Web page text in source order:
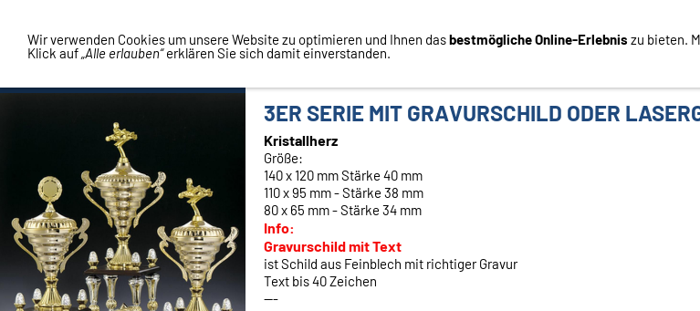
3ER SERIE MIT GRAVURSCHILD ODER
Kristallherz
Größe:
140 x 120 mm Stärke 40 mm
110 x 95 mm - Stärke 38 mm
80 x 65 mm - Stärke 34 mm
Info:
Gravurschild mit Text
ist Schild aus Feinblech mit richtiger Gravur
Text bis 40 Zeichen
---
Wir verwenden Cookies um unsere Website zu optimieren und Ihnen dasbestmögliche Online-Erlebnis zu bieten.
Klick auf„Alle erlauben“erklären Sie sich damit einverstanden.